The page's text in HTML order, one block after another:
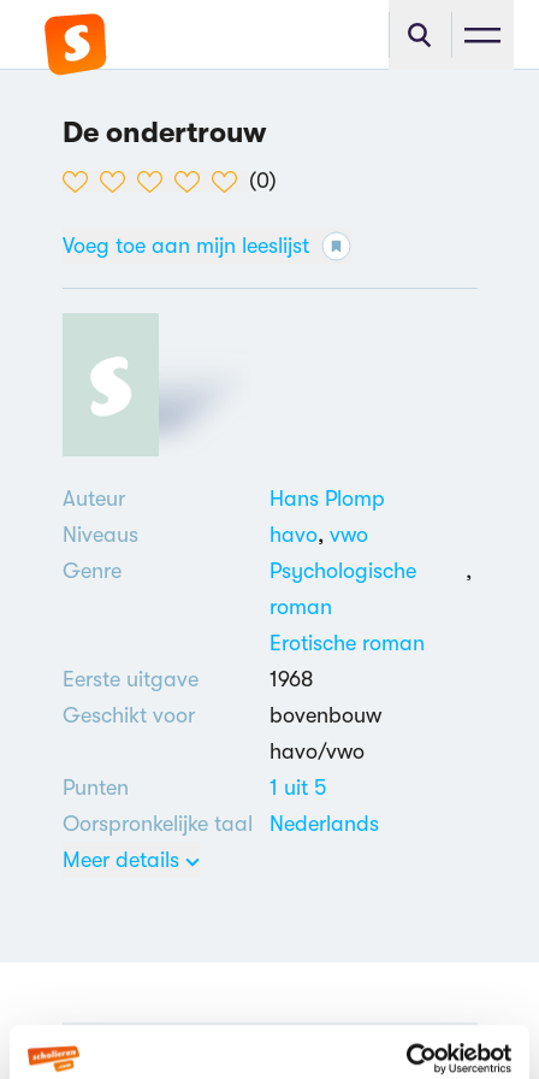
De ondertrouw
(0)
Voeg toe aan mijn leeslijst
Auteur
Hans Plomp
Niveaus
havo, vwo
Genre
Psychologische
roman
,
Erotische roman
Eerste uitgave
1968
Geschikt voor
bovenbouw
havo/vwo
Punten
1 uit 5
Oorspronkelijke taal
Nederlands
Meer details
Veelgestelde vragen over